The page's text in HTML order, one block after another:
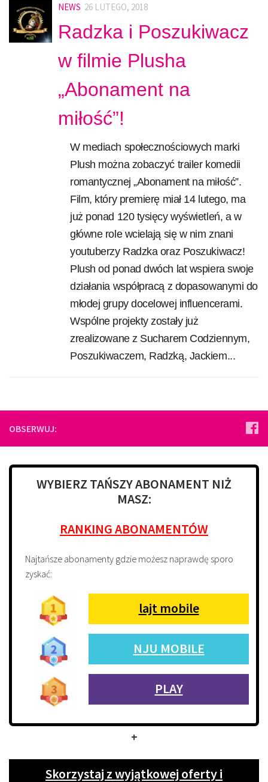
NEWS 26 LUTEGO, 2018
Radzka i Poszukiwacz
w filmie Plusha
„Abonament na
miłość”!
W mediach społecznościowych marki
Plush można zobaczyć trailer komedii
romantycznej „Abonament na miłość”.
Film, który premierę miał 14 lutego, ma
już ponad 120 tysięcy wyświetleń, a w
główne role wcielają się w nim znani
youtuberzy Radzka oraz Poszukiwacz!
Plush od ponad dwóch lat wspiera swoje
działania współpracą z dopasowanymi do
młodej grupy docelowej influencerami.
Wspólne projekty zostały już
zrealizowane z Sucharem Codziennym,
Poszukiwaczem, Radzką, Jackiem...
OBSERWUJ:
WYBIERZ TAŃSZY ABONAMENT NIŻ
MASZ:
RANKING ABONAMENTÓW
Najtańsze abonamenty gdzie możesz naprawdę sporo
zyskać:
lajt mobile
NJU MOBILE
PLAY
+
Skorzystaj z wyjątkowej oferty i